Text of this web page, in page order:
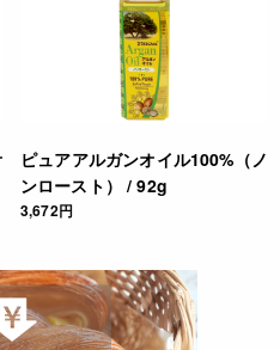
ピュアアルガンオイル100%（ノ
ンロースト） / 92g
3,672円